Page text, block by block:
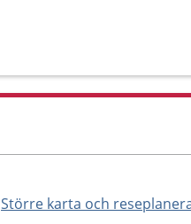
Större karta och